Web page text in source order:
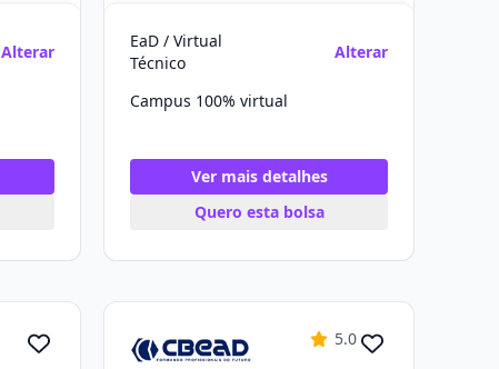
Alterar
EaD / Virtual
Técnico
Alterar
Campus 100% virtual
Ver mais detalhes
Quero esta bolsa
5.0